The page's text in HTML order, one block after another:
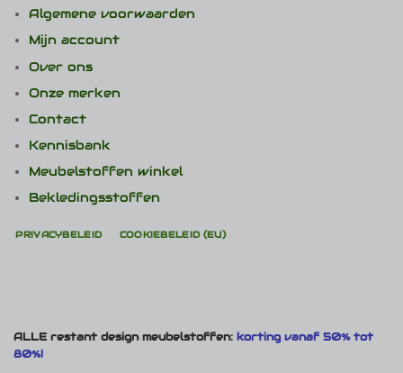
Algemene voorwaarden
Mijn account
Over ons
Onze merken
Contact
Kennisbank
Meubelstoffen winkel
Bekledingsstoffen
PRIVACYBELEID COOKIEBELEID (EU)
ALLE restant design meubelstoffen: korting vanaf 50% tot
80%!